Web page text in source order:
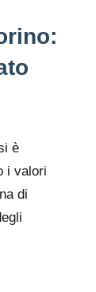
è
i valori
di